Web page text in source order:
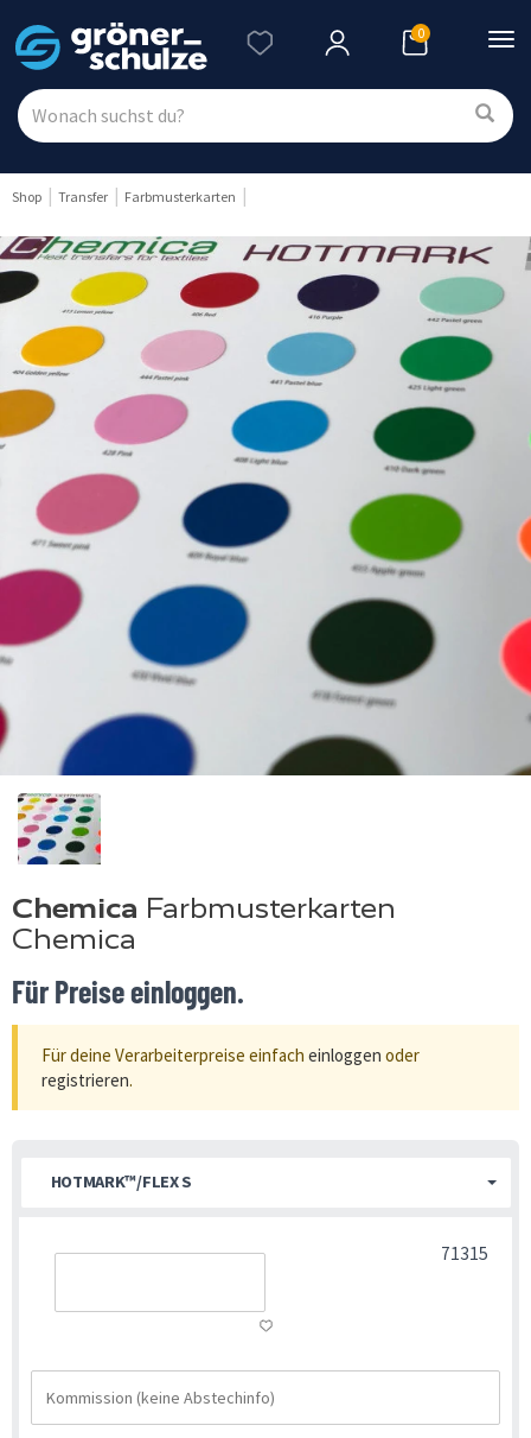
0
Shop Transfer Farbmusterkarten
Chemica Farbmusterkarten
Chemica
Für Preise einloggen.
Für deine Verarbeiterpreise einfach einloggen oder
registrieren.
HOTMARK™/FLEX S
71315